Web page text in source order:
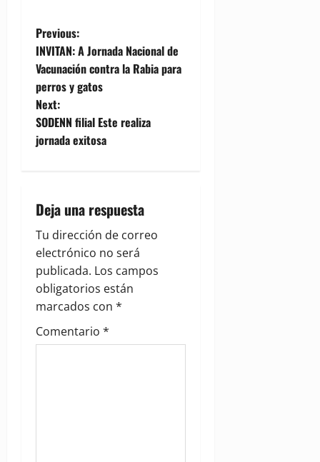
P
o
s
t
n
v
i
g
a
t
Previous:
INVITAN: A Jornada Nacional de
Vacunación contra la Rabia para
perros y gatos
Next:
SODENN filial Este realiza
jornada exitosa
Deja una respuesta
Tu dirección de correo
electrónico no será
publicada. Los campos
obligatorios están
marcados con *
Comentario *